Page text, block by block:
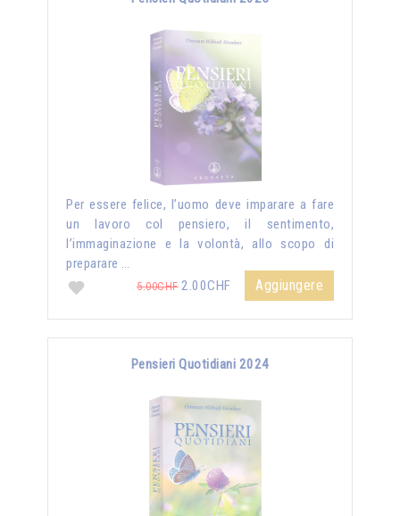
Per essere felice, l’uomo deve imparare a fare
un lavoro col pensiero, il sentimento,
l’immaginazione e la volontà, allo scopo di
preparare …
5.00CHF2.00CHF Aggiungere
Pensieri Quotidiani 2024